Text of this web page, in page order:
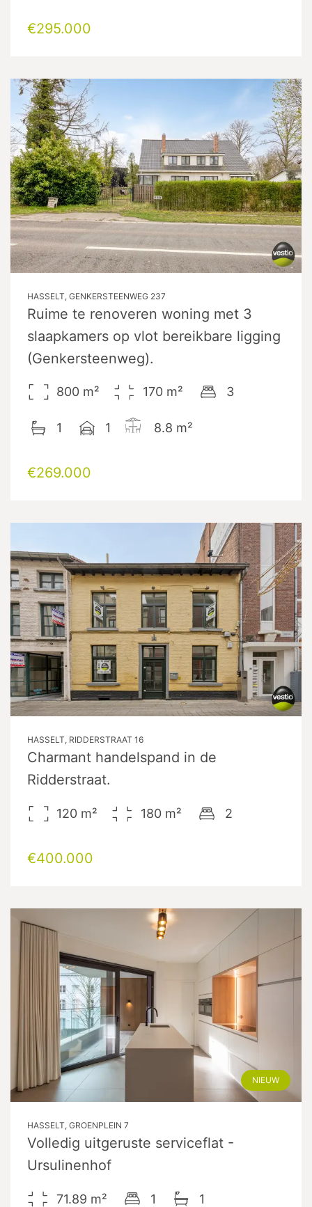
€295.000
HASSELT, GENKERSTEENWEG 237
Ruime te renoveren woning met 3
slaapkamers op vlot bereikbare ligging
(Genkersteenweg).
800 m² 170 m² 3
1 1 8.8 m²
€269.000
HASSELT, RIDDERSTRAAT 16
Charmant handelspand in de
Ridderstraat.
120 m² 180 m² 2
€400.000
NIEUW
HASSELT, GROENPLEIN 7
Volledig uitgeruste serviceflat -
Ursulinenhof
71.89 m² 1 1